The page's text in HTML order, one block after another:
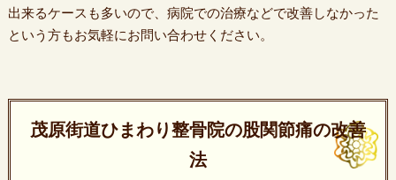
出来るケースも多いので、病院での治療などで改善しなかった
という方もお気軽にお問い合わせください。
茂原街道ひまわり整骨院の股関節痛の改善
法